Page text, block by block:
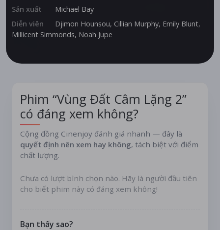
giao tiếp với nhau.
Sản xuất
Michael Bay
Diễn viên
Djimon Hounsou, Cillian Murphy, Emily Blunt,
Millicent Simmonds, Noah Jupe
Phim “Vùng Đất Câm Lặng 2”
có đáng xem không?
Cộng đồng Cinenjoy đánh giá nhanh — đây là
quyết định nên xem hay không, tách biệt với điểm
chất lượng.
Chưa có lượt bình chọn nào. Hãy là người đầu tiên
cho biết phim này có đáng xem không!
Bạn thấy sao?